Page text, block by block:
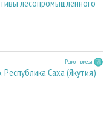
лесопромышленного
Регион номера
Республика Саха (Якутия)